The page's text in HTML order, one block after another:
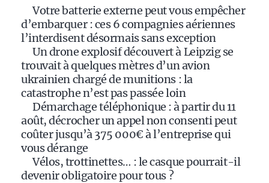
Votre batterie externe peut vous empêcher
d’embarquer : ces 6 compagnies aériennes
l’interdisent désormais sans exception
Un drone explosif découvert à Leipzig se
trouvait à quelques mètres d’un avion
ukrainien chargé de munitions : la
catastrophe n’est pas passée loin
Démarchage téléphonique : à partir du 11
août, décrocher un appel non consenti peut
coûter jusqu’à 375 000€ à l’entreprise qui
vous dérange
Vélos, trottinettes… : le casque pourrait-il
devenir obligatoire pour tous ?